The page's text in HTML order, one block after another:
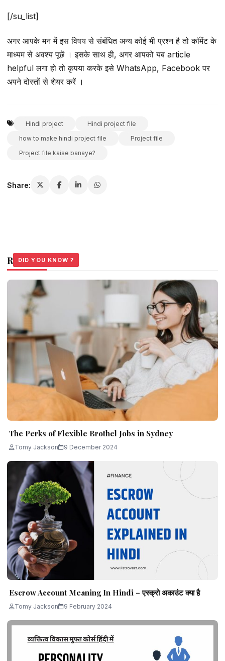
[/su_list]
अगर आपके मन में इस विषय से संबंधित अन्य कोई भी प्रश्न है तो कॉमेंट के
माध्यम से अवश्य पूछें । इसके साथ ही, अगर आपको यब article
helpful लगा हो तो कृपया करके इसे WhatsApp, Facebook पर
अपने दोस्तों से शेयर करें ।
Hindi project
Hindi project file
how to make hindi project file
Project file
Project file kaise banaye?
Share:
Related Stories
DID YOU KNOW ?
The Perks of Flexible Brothel Jobs in Sydney
Tomy Jackson 9 December 2024
DID YOU KNOW ?
Escrow Account Meaning In Hindi – एस्क्रो अकाउंट क्या है
Tomy Jackson 9 February 2024
DID YOU KNOW ?